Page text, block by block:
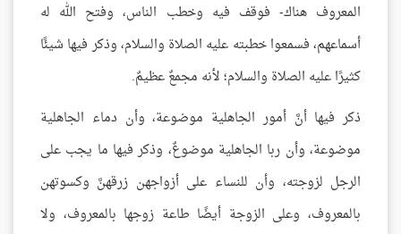
المعروف هناك- فوقف فيه وخطب الناس، وفتح الله له
أسماعهم، فسمعوا خطبته عليه الصلاة والسلام، وذكر فيها شيئًا
كثيرًا عليه الصلاة والسلام؛ لأنه مجمعٌ عظيمٌ.
ذكر فيها أنَّ أمور الجاهلية موضوعة، وأن دماء الجاهلية
موضوعة، وأن ربا الجاهلية موضوعٌ، وذكر فيها ما يجب على
الرجل لزوجته، وأن للنساء على أزواجهن زرقهنَّ وكسوتهن
بالمعروف، وعلى الزوجة أيضًا طاعة زوجها بالمعروف، ولا